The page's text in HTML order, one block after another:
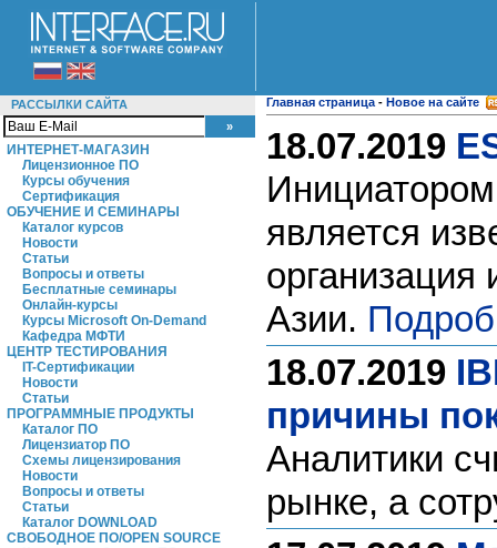
РАССЫЛКИ САЙТА
ИНТЕРНЕТ-МАГАЗИН
Лицензионное ПО
Курсы обучения
Сертификация
ОБУЧЕНИЕ И СЕМИНАРЫ
Каталог курсов
Новости
Статьи
Вопросы и ответы
Бесплатные семинары
Онлайн-курсы
Курсы Microsoft On-Demand
Кафедра МФТИ
ЦЕНТР ТЕСТИРОВАНИЯ
IT-Сертификации
Новости
Статьи
ПРОГРАММНЫЕ ПРОДУКТЫ
Каталог ПО
Лицензиатор ПО
Схемы лицензирования
Новости
Вопросы и ответы
Статьи
Каталог DOWNLOAD
СВОБОДНОЕ ПО/OPEN SOURCE
Главная страница - Новое на сайте
18.07.2019
является
организация
Азии.
18.07.2019
причины
Аналитики
рынке, а